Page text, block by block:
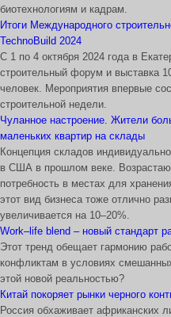
биотехнологиям и кадрам.
Итоги Международного
TechnoBuild 2024
С 1 по 4 октября 2024 года в
строительный форум и выставка
человек. Мероприятия впервые
строительной недели.
Чуланное настроение. Жители
маленьких квартир на склады
Концепция складов
в США в прошлом веке.
потребность в местах для
этот вид бизнеса тоже отлично
увеличивается на 10–20%.
Work–life blend – новый стандарт
Этот тренд обещает гармонию
конфликтам в условиях
этой новой реальностью?
Китай покоряет рынки черного
Россия обхаживает африканских